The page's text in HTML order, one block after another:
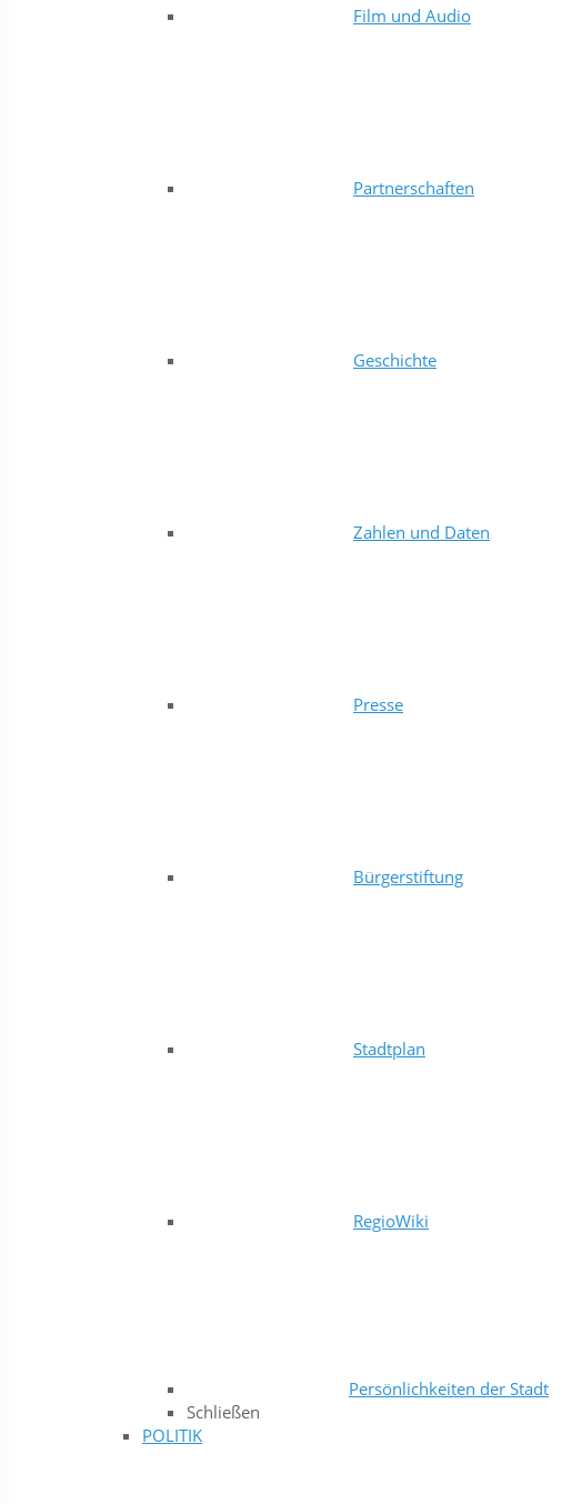
Film und Audio
Partnerschaften
Geschichte
Zahlen und Daten
Presse
Bürgerstiftung
Stadtplan
RegioWiki
Persönlichkeiten der Stadt
Schließen
POLITIK